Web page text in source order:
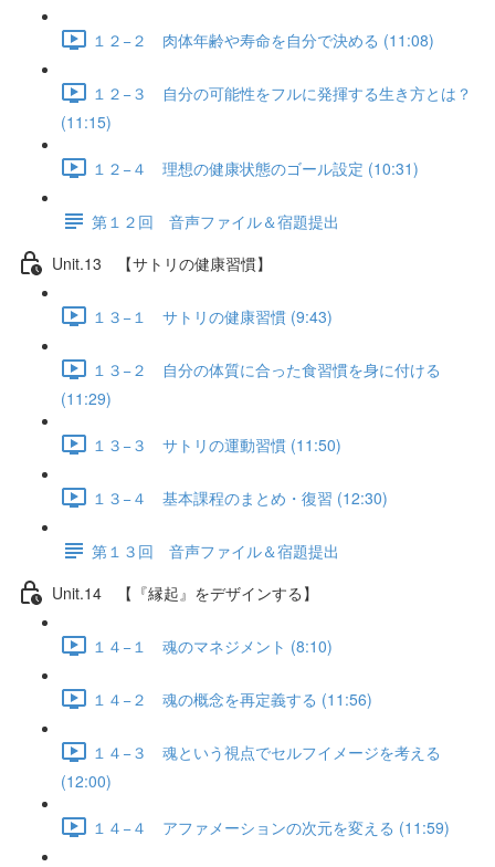
１２−２ 肉体年齢や寿命を自分で決める (11:08)
１２−３ 自分の可能性をフルに発揮する生き方とは？
(11:15)
１２−４ 理想の健康状態のゴール設定 (10:31)
第１２回 音声ファイル＆宿題提出
Unit.13 【サトリの健康習慣】
１３−１ サトリの健康習慣 (9:43)
１３−２ 自分の体質に合った食習慣を身に付ける
(11:29)
１３−３ サトリの運動習慣 (11:50)
１３−４ 基本課程のまとめ・復習 (12:30)
第１３回 音声ファイル＆宿題提出
Unit.14 【『縁起』をデザインする】
１４−１ 魂のマネジメント (8:10)
１４−２ 魂の概念を再定義する (11:56)
１４−３ 魂という視点でセルフイメージを考える
(12:00)
１４−４ アファメーションの次元を変える (11:59)